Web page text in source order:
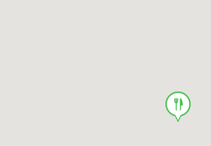
food